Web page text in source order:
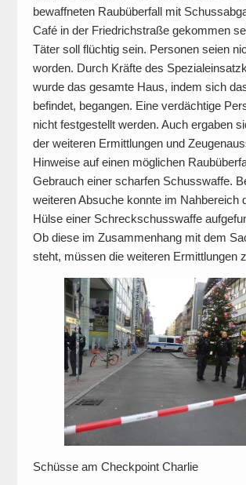
bewaffneten Raubüberfall mit
Café in der Friedrichstraße gekommen
Täter soll flüchtig sein. Personen seien
worden. Durch Kräfte des
wurde das gesamte Haus, indem sich
befindet, begangen. Eine verdächtige
nicht festgestellt werden. Auch ergaben
der weiteren Ermittlungen und
Hinweise auf einen möglichen
Gebrauch einer scharfen Schusswaffe.
weiteren Absuche konnte im Nahbereich
Hülse einer Schreckschusswaffe
Ob diese im Zusammenhang mit dem
steht, müssen die weiteren Ermittlungen
Schüsse am Checkpoint Charlie